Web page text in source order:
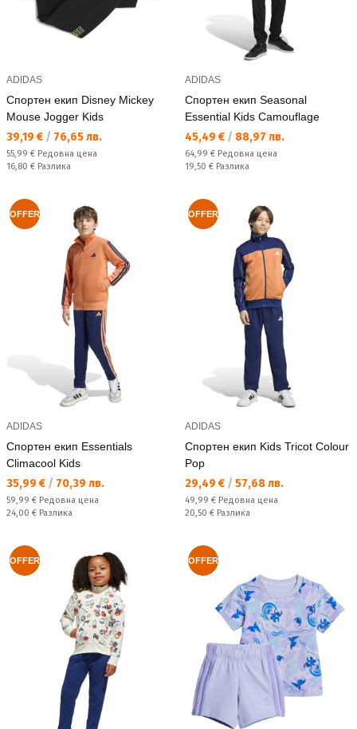
ADIDAS
Спортен екип Disney Mickey
Mouse Jogger Kids
Текуща цена:
39,19 € / 76,65 лв.
Редовна цена:
55,99 € Редовна цена
Спестявате:
16,80 € Разлика
ADIDAS
Спортен екип Seasonal
Essential Kids Camouflage
Текуща цена:
45,49 € / 88,97 лв.
Редовна цена:
64,99 € Редовна цена
Спестявате:
19,50 € Разлика
OFFER
ADIDAS
Спортен екип Essentials
Climacool Kids
Текуща цена:
35,99 € / 70,39 лв.
Редовна цена:
59,99 € Редовна цена
Спестявате:
24,00 € Разлика
OFFER
ADIDAS
Спортен екип Kids Tricot Colour
Pop
Текуща цена:
29,49 € / 57,68 лв.
Редовна цена:
49,99 € Редовна цена
Спестявате:
20,50 € Разлика
OFFER OFFER